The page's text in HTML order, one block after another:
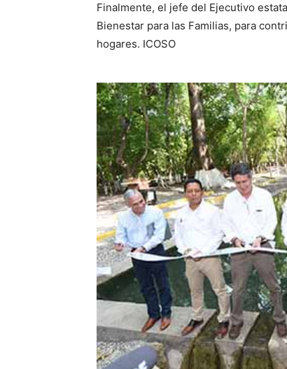
Finalmente, el jefe del Ejecutivo
Bienestar para las Familias, para
hogares. ICOSO